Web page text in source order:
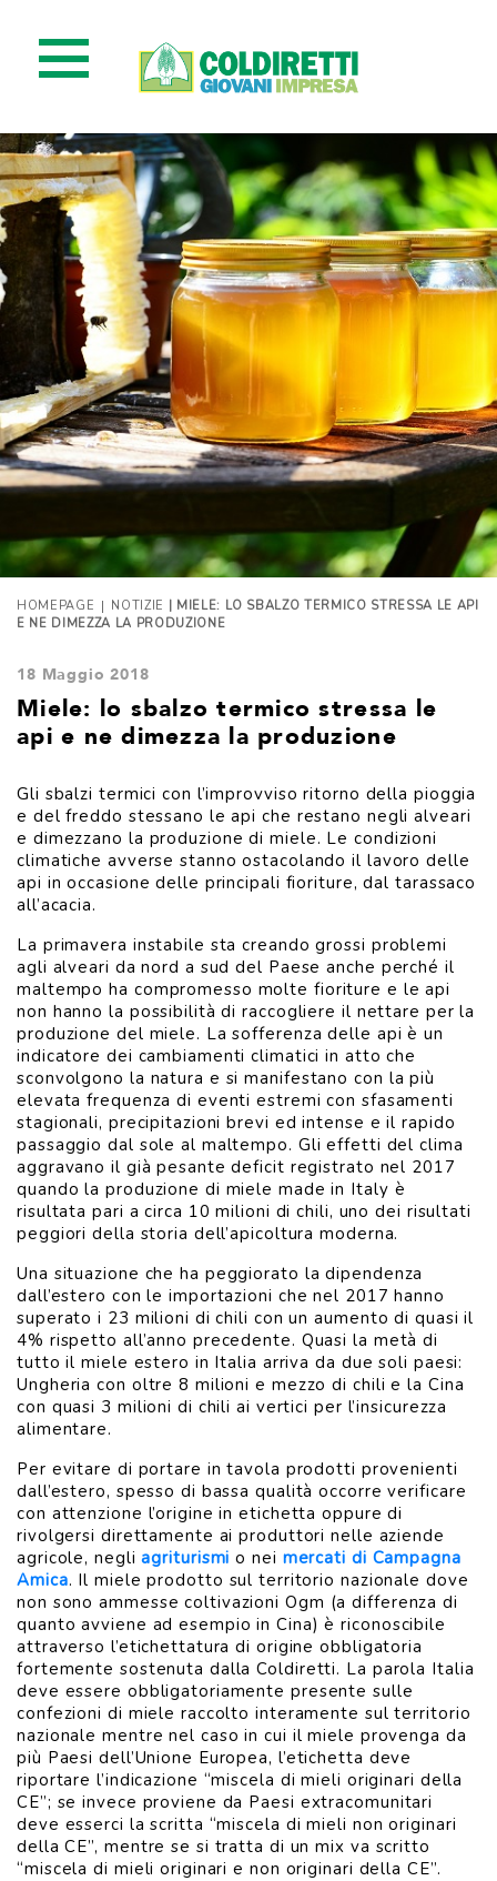
HOMEPAGE | NOTIZIE
| MIELE: LO SBALZO TERMICO STRESSA LE API
E NE DIMEZZA LA PRODUZIONE
18 Maggio 2018
Miele: lo sbalzo termico stressa le
api e ne dimezza la produzione
Gli sbalzi termici con l’improvviso ritorno della pioggia
e del freddo stessano le api che restano negli alveari
e dimezzano la produzione di miele. Le condizioni
climatiche avverse stanno ostacolando il lavoro delle
api in occasione delle principali fioriture, dal tarassaco
all’acacia.
La primavera instabile sta creando grossi problemi
agli alveari da nord a sud del Paese anche perché il
maltempo ha compromesso molte fioriture e le api
non hanno la possibilità di raccogliere il nettare per la
produzione del miele. La sofferenza delle api è un
indicatore dei cambiamenti climatici in atto che
sconvolgono la natura e si manifestano con la più
elevata frequenza di eventi estremi con sfasamenti
stagionali, precipitazioni brevi ed intense e il rapido
passaggio dal sole al maltempo. Gli effetti del clima
aggravano il già pesante deficit registrato nel 2017
quando la produzione di miele made in Italy è
risultata pari a circa 10 milioni di chili, uno dei risultati
peggiori della storia dell’apicoltura moderna.
Una situazione che ha peggiorato la dipendenza
dall’estero con le importazioni che nel 2017 hanno
superato i 23 milioni di chili con un aumento di quasi il
4% rispetto all’anno precedente. Quasi la metà di
tutto il miele estero in Italia arriva da due soli paesi:
Ungheria con oltre 8 milioni e mezzo di chili e la Cina
con quasi 3 milioni di chili ai vertici per l’insicurezza
alimentare.
Per evitare di portare in tavola prodotti provenienti
dall’estero, spesso di bassa qualità occorre verificare
con attenzione l’origine in etichetta oppure di
rivolgersi direttamente ai produttori nelle aziende
agricole, negliagriturismi o nei mercati di Campagna
Amica. Il miele prodotto sul territorio nazionale dove
non sono ammesse coltivazioni Ogm (a differenza di
quanto avviene ad esempio in Cina) è riconoscibile
attraverso l’etichettatura di origine obbligatoria
fortemente sostenuta dalla Coldiretti. La parola Italia
deve essere obbligatoriamente presente sulle
confezioni di miele raccolto interamente sul territorio
nazionale mentre nel caso in cui il miele provenga da
più Paesi dell’Unione Europea, l’etichetta deve
riportare l’indicazione “miscela di mieli originari della
CE”; se invece proviene da Paesi extracomunitari
deve esserci la scritta “miscela di mieli non originari
della CE”, mentre se si tratta di un mix va scritto
“miscela di mieli originari e non originari della CE”.